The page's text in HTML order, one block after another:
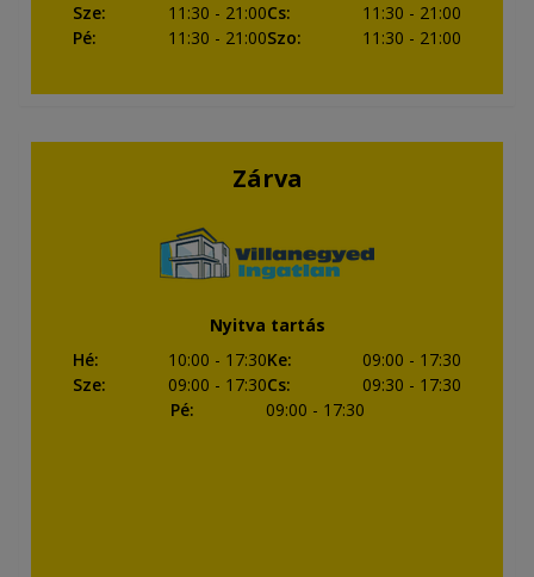
Sze: 11:30 - 21:00Cs: 11:30 - 21:00
Pé: 11:30 - 21:00Szo: 11:30 - 21:00
Zárva
Nyitva tartás
Hé: 10:00 - 17:30Ke: 09:00 - 17:30
Sze: 09:00 - 17:30Cs: 09:30 - 17:30
Pé: 09:00 - 17:30